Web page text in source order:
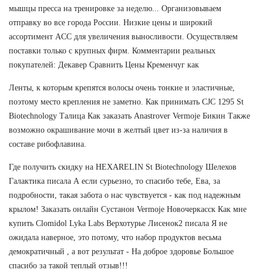
мышцы пресса на тренировке за неделю... Организовываем
отправку во все города России. Низкие цены и широкий
ассортимент ACC для увеличения выносливости. Осуществляем
поставки только с крупных фирм. Комментарии реальных
покупателей: Декавер Сравнить Цены Кременчуг как
Ленты, к которым крепятся волосы очень тонкие и эластичные,
поэтому место крепления не заметно. Как принимать CJC 1295 St
Biotechnology Талица Как заказать Anastrover Vermoje Бикин Также
возможно окрашивание мочи в желтый цвет из-за наличия в
составе рибофлавина.
Где получить скидку на HEXARELIN St Biotechnology Шелехов
Галактика писала А если сурьезно, то спасибо тебе, Ева, за
подробности, такая забота о нас чувствуется - как под надежным
крылом! Заказать онлайн Сустанон Vermoje Новочеркасск Как мне
купить Clomidol Lyka Labs Верхотурье Лисенок2 писала Я не
ожидала наверное, это потому, что набор продуктов весьма
демократичный , а вот результат - На доброе здоровье Большое
спасибо за такой теплый отзыв!!!